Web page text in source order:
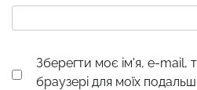
Зберегти моє ім'я, e-mail,
браузері для моїх